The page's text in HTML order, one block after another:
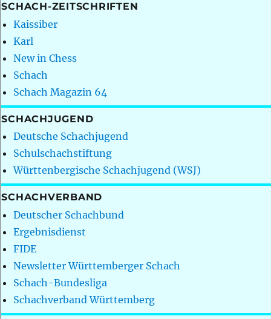
SCHACH-ZEITSCHRIFTEN
Kaissiber
Karl
New in Chess
Schach
Schach Magazin 64
SCHACHJUGEND
Deutsche Schachjugend
Schulschachstiftung
Württenbergische Schachjugend (WSJ)
SCHACHVERBAND
Deutscher Schachbund
Ergebnisdienst
FIDE
Newsletter Württemberger Schach
Schach-Bundesliga
Schachverband Württemberg